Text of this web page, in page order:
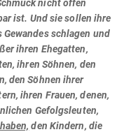
nicht offen
ist. Und sie sollen ihre
schlagen und
ihren Ehegatten,
ihren Söhnen, den
den Söhnen ihrer
ihren Frauen, denen,
Gefolgsleuten,
den Kindern, die